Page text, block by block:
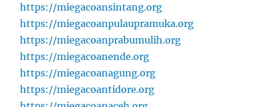
https://miegacoansintang.org
https://miegacoanpulaupramuka.org
https://miegacoanprabumulih.org
https://miegacoanende.org
https://miegacoanagung.org
https://miegacoantidore.org